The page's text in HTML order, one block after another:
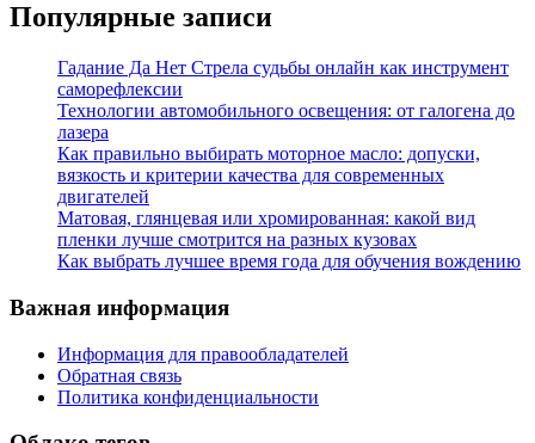
Популярные записи
Гадание Да Нет Стрела судьбы онлайн как инструмент
саморефлексии
Технологии автомобильного освещения: от галогена до
лазера
Как правильно выбирать моторное масло: допуски,
вязкость и критерии качества для современных
двигателей
Матовая, глянцевая или хромированная: какой вид
пленки лучше смотрится на разных кузовах
Как выбрать лучшее время года для обучения вождению
Важная информация
Информация для правообладателей
Обратная связь
Политика конфиденциальности